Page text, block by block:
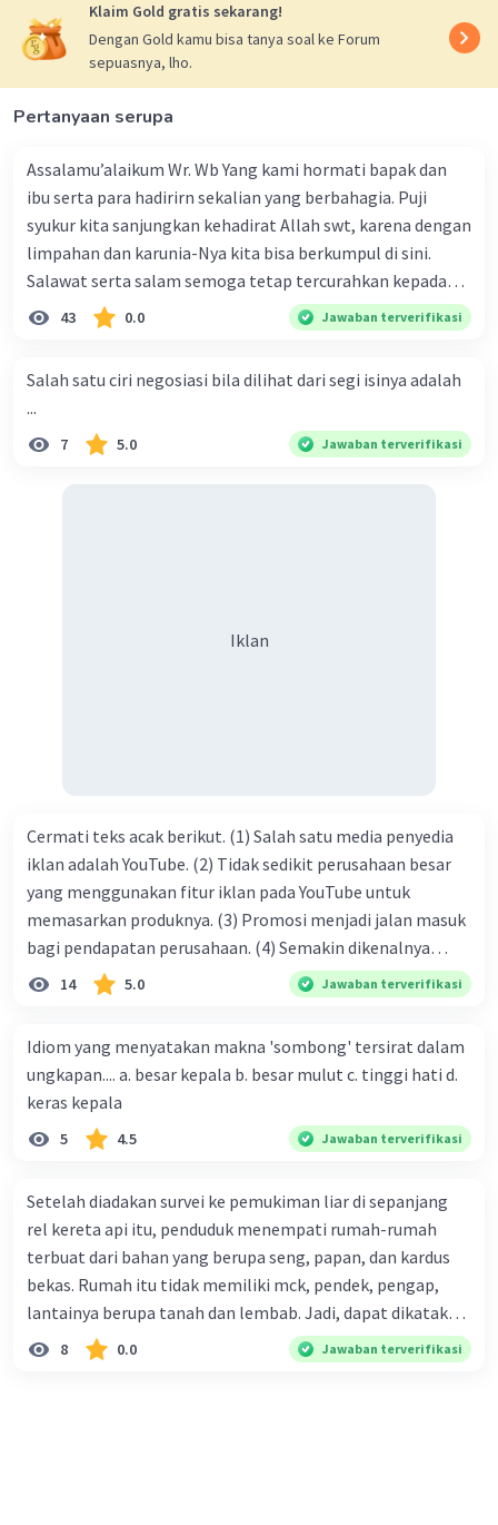
Klaim Gold gratis sekarang!
Dengan Gold kamu bisa tanya soal ke Forum
sepuasnya, lho.
Pertanyaan serupa
Assalamu’alaikum Wr. Wb Yang kami hormati bapak dan
ibu serta para hadirirn sekalian yang berbahagia. Puji
syukur kita sanjungkan kehadirat Allah swt, karena dengan
limpahan dan karunia-Nya kita bisa berkumpul di sini.
Salawat serta salam semoga tetap tercurahkan kepada
junjungan Nabi besar Muhammad saw, karena beliau
menyiarkan agama yang haq, yakni agama islam, agama
ke dalam umat-Nya yang diberkahi. Amin ya rabbal alamin.
Hadirin sekalian yang berbahagia! Dirasa amat penting
sekali jiwa sosial untuk diterapkan di lingkungan keluarga,
limpahan karuniaNya kita bisa berkumpul di sini. Kalimat
43 0.0 Jawaban terverifikasi
Salah satu ciri negosiasi bila dilihat dari segi isinya adalah
...
7 5.0 Jawaban terverifikasi
Iklan
Cermati teks acak berikut. (1) Salah satu media penyedia
iklan adalah YouTube. (2) Tidak sedikit perusahaan besar
yang menggunakan fitur iklan pada YouTube untuk
memasarkan produknya. (3) Promosi menjadi jalan masuk
bagi pendapatan perusahaan. (4) Semakin dikenalnya
suatu produk oleh konsumen, semakin besar pula peluang
perusahaan kepada konsumen. Urutan yang tepat agar
menjadi teks eksposisi yang padu adalah .... A. (1)-(2)-(3)-
(4)-(5) B. (2)-(1)-(3)-(4)-(5) C. (3)-(1)-(2)-(5)-(4) D. (3)-(5)-
(4)-(1)-(2) E. (5)-(1)-(3)-(4)-(2)
14 5.0 Jawaban terverifikasi
Idiom yang menyatakan makna 'sombong' tersirat dalam
ungkapan.... a. besar kepala b. besar mulut c. tinggi hati d.
keras kepala
5 4.5 Jawaban terverifikasi
Setelah diadakan survei ke pemukiman liar di sepanjang
rel kereta api itu, penduduk menempati rumah-rumah
terbuat dari bahan yang berupa seng, papan, dan kardus
bekas. Rumah itu tidak memiliki mck, pendek, pengap,
lantainya berupa tanah dan lembab. Jadi, dapat dikatakan
bahwa tempat tinggal mereka tidak layak huni dan tidak
8 0.0 Jawaban terverifikasi